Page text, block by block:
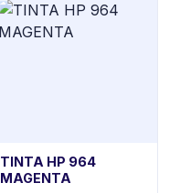
TINTA HP 964
MAGENTA